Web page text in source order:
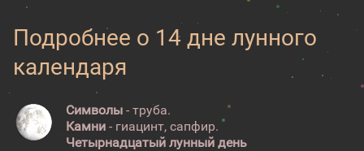
Подробнее о 14 дне лунного
календаря
Символы - труба.
Камни - гиацинт, сапфир.
Четырнадцатый лунный день